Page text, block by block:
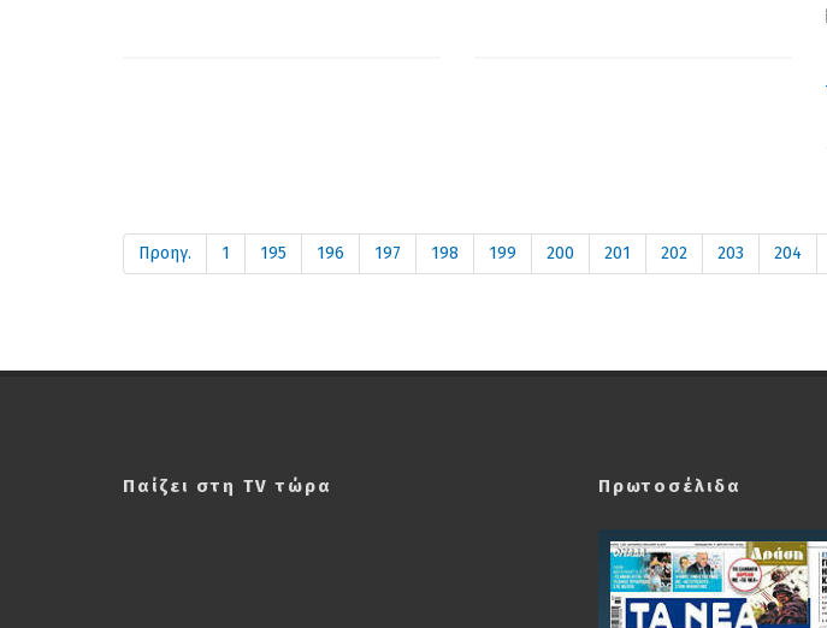
Προηγ. 1 195 196 197 198 199 200 201 202 203 204
Παίζει στη TV τώρα Πρωτοσέλιδα